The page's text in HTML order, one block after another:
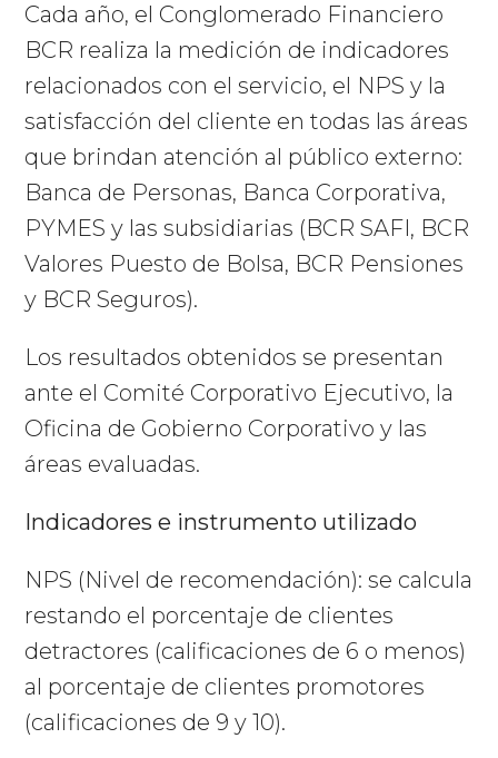
Cada año, el Conglomerado Financiero
BCR realiza la medición de indicadores
relacionados con el servicio, el NPS y la
satisfacción del cliente en todas las áreas
que brindan atención al público externo:
Banca de Personas, Banca Corporativa,
PYMES y las subsidiarias (BCR SAFI, BCR
Valores Puesto de Bolsa, BCR Pensiones
y BCR Seguros).
Los resultados obtenidos se presentan
ante el Comité Corporativo Ejecutivo, la
Oficina de Gobierno Corporativo y las
áreas evaluadas.
Indicadores e instrumento utilizado
NPS (Nivel de recomendación): se calcula
restando el porcentaje de clientes
detractores (calificaciones de 6 o menos)
al porcentaje de clientes promotores
(calificaciones de 9 y 10).